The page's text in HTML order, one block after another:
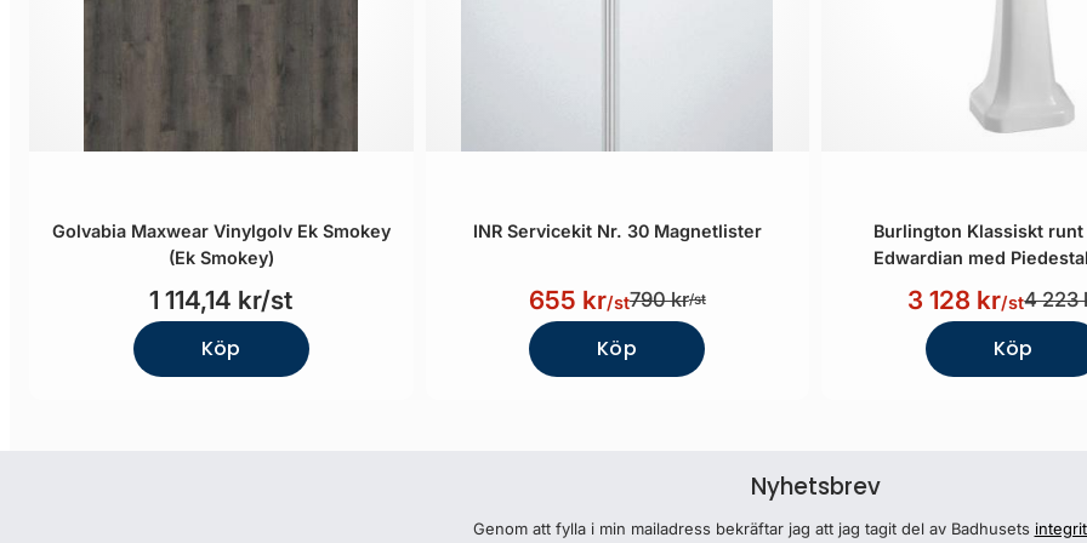
Golvabia Maxwear Vinylgolv Ek Smokey
(Ek Smokey)
1 114,14 kr/st
Köp
INR Servicekit Nr. 30 Magnetlister
655 kr/st790 kr/st
Köp
Burlington Klassiskt
Edwardian med
3 128 kr/st4 223
Köp
Nyhetsbrev
Genom att fylla i min mailadress bekräftar jag att jag tagit del av Badhusets